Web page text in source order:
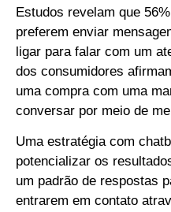
Estudos revelam que
preferem enviar
ligar para falar com um
dos consumidores
uma compra com uma
conversar por meio de
Uma estratégia com
potencializar os
um padrão de respostas
entrarem em contato